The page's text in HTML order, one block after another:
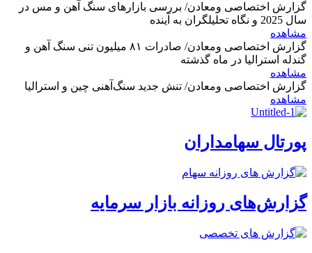
گزارش اختصاصی ومعادن/ بررسی بازارهای سنگ آهن و مس در
سال 2025 و نگاه تحلیلگران به آینده
مشاهده
گزارش اختصاصی ومعادن/ صادرات ۸۱ میلیون تنی سنگ آهن و
گندله استرالیا در ماه گذشته
مشاهده
گزارش اختصاصی ومعادن/ تنش جدید سنگ‌آهنی چین و استرالیا
مشاهده
پورتال سهامداران
گزارش‌های روزانه بازار سرمایه